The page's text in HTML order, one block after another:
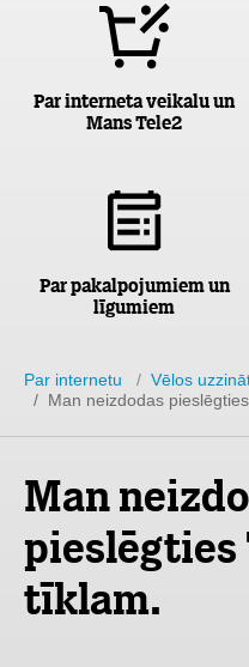
Par interneta veikalu un
Mans Tele2
Par pakalpojumiem un
līgumiem
Par internetu / Vēlos
/ Man neizdodas pieslēgties
Man
pieslēgties
tīklam.